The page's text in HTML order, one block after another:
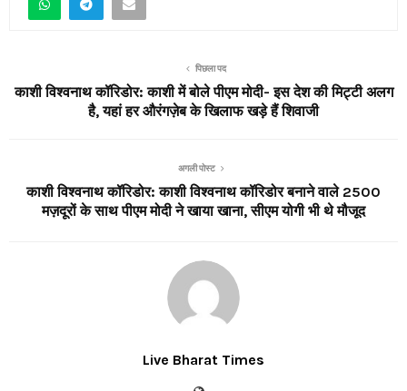
पिछला पद
काशी विश्वनाथ कॉरिडोर: काशी में बोले पीएम मोदी- इस देश की मिट्टी अलग
है, यहां हर औरंगज़ेब के खिलाफ खड़े हैं शिवाजी
अगली पोस्ट
काशी विश्वनाथ कॉरिडोर: काशी विश्वनाथ कॉरिडोर बनाने वाले 2500
मज़दूरों के साथ पीएम मोदी ने खाया खाना, सीएम योगी भी थे मौजूद
Live Bharat Times